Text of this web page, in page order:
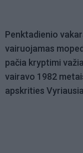
Penktadienio
vairuojamas
pačia kryptimi
vairavo 1982
apskrities